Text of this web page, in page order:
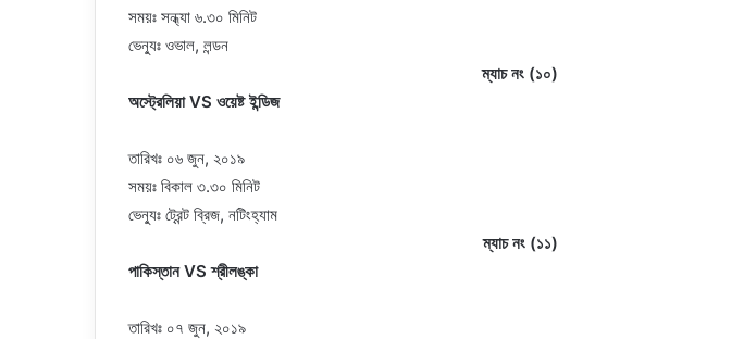
সময়ঃ সন্ধ্যা ৬.৩০ মিনিট
ভেন্যুঃ ওভাল, লন্ডন
ম্যাচ নং (১০)
অস্ট্রেলিয়া VS ওয়েষ্ট ইন্ডিজ
তারিখঃ ০৬ জুন, ২০১৯
সময়ঃ বিকাল ৩.৩০ মিনিট
ভেন্যুঃ ট্রেন্ট ব্রিজ, নটিংহ্যাম
ম্যাচ নং (১১)
পাকিস্তান VS শ্রীলঙ্কা
তারিখঃ ০৭ জুন, ২০১৯